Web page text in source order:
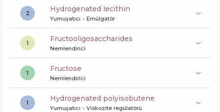
2 hydrogenated lecithin
Yumuşatıcı Emülgatör
1 fructooligosaccharides
Nemlendirici
1 fructose
Nemlendirici
1 hydrogenated polyisobutene
Yumuşatıcı Viskozite regülatörü